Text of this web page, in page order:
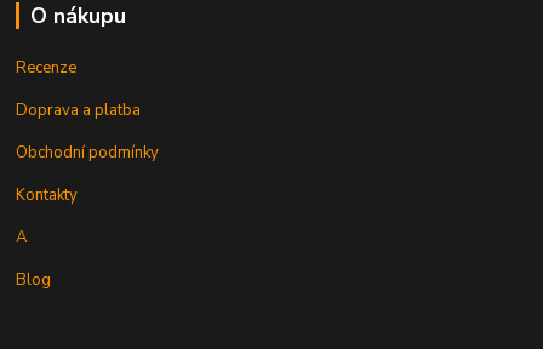
O nákupu
Recenze
Doprava a platba
Obchodní podmínky
Kontakty
A
Blog